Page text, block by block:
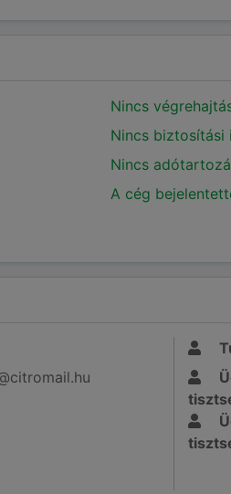
Nincs
Nincs biztosítási
Nincs
A cég